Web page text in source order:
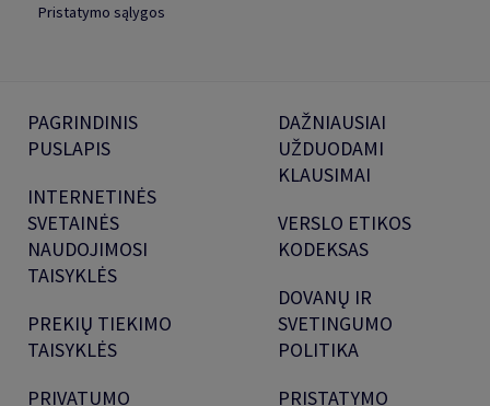
Pristatymo sąlygos
PAGRINDINIS
PUSLAPIS
INTERNETINĖS
SVETAINĖS
NAUDOJIMOSI
TAISYKLĖS
PREKIŲ TIEKIMO
TAISYKLĖS
PRIVATUMO
DAŽNIAUSIAI
UŽDUODAMI
KLAUSIMAI
VERSLO ETIKOS
KODEKSAS
DOVANŲ IR
SVETINGUMO
POLITIKA
PRISTATYMO